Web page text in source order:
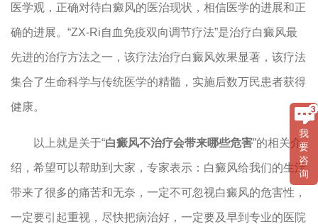
医学观，正确对待白癜风的医治现状，相信医学的进展和正
确的进展。“ZX-Ri自血免疫双向调节疗法”是治疗白癜风最
先进的治疗方法之一，该疗法治疗白癜风效果显著，该疗法
集合了生命科学与传统医学的精髓，实施后数万民患者获得
健康。
以上就是关于“白癜风不治疗会带来哪些危害”的相关介
绍，希望可以帮助到大家，专家表示：白癜风给我们的生活
带来了很多的痛苦和无奈，一定不可忽视白癜风的危害性，
一定要引起重视，尽快把病治好，一定要及早到专业的医院
我
要
咨
询